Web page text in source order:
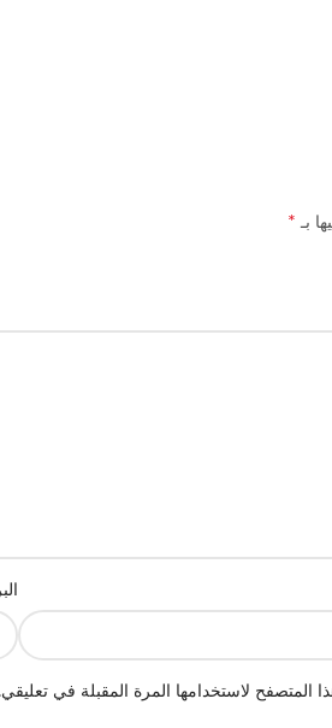
بـ *
المتصفح لاستخدامها المرة المقبلة في تعليقي.